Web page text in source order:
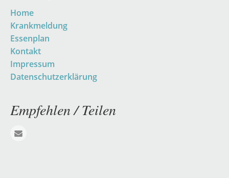
Navigation
überspringen
Home
Krankmeldung
Essenplan
Kontakt
Impressum
Datenschutzerklärung
Empfehlen / Teilen